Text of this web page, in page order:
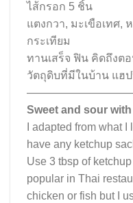
ไส้กรอก 5 ชิ้น
แตงกวา, มะเขือเทศ,
กระเทียม
ทานเสร็จ ฟิน คิดถึงตอ
วัตถุดิบที่มีในบ้าน แฮป
Sweet and sour
I adapted from what
have any ketchup
Use 3 tbsp of
popular in Thai
chicken or fish but I